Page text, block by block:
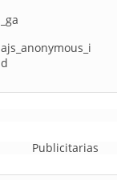
_ga
ajs_anonymous_i
d
Publicitarias